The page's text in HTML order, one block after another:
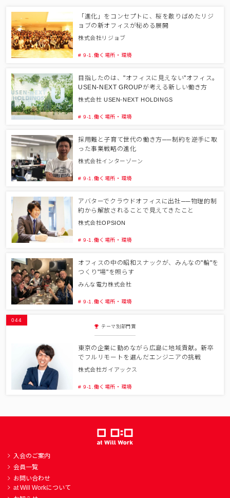
「進化」をコンセプトに、桜を散りばめたリジ
ョブの新オフィスが秘める展開
株式会社リジョブ
# 9-1.働く場所・環境
目指したのは、"オフィスに見えない"オフィス。
USEN-NEXT GROUPが考える新しい働き方
株式会社 USEN-NEXT HOLDINGS
# 9-1.働く場所・環境
採用難と子育て世代の働き方──制約を逆手に取
った事業戦略の進化
株式会社インターゾーン
# 9-1.働く場所・環境
アバターでクラウドオフィスに出社──物理的制
約から解放されることで見えてきたこと
株式会社OPSION
# 9-1.働く場所・環境
オフィスの中の昭和スナックが、みんなの"輪"を
つくり"場"を照らす
みんな電力株式会社
# 9-1.働く場所・環境
044
テーマ別部門賞
東京の企業に勤めながら広島に地域貢献。新卒
でフルリモートを選んだエンジニアの挑戦
株式会社ガイアックス
# 9-1.働く場所・環境
入会のご案内
会員一覧
お問い合わせ
at Will Workについて